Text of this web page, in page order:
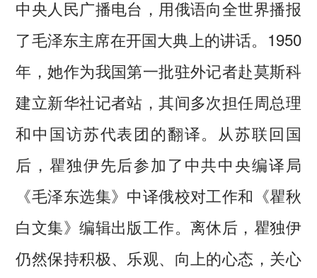
中央人民广播电台，用俄语向全世界播报
了毛泽东主席在开国大典上的讲话。1950
年，她作为我国第一批驻外记者赴莫斯科
建立新华社记者站，其间多次担任周总理
和中国访苏代表团的翻译。从苏联回国
后，瞿独伊先后参加了中共中央编译局
《毛泽东选集》中译俄校对工作和《瞿秋
白文集》编辑出版工作。离休后，瞿独伊
仍然保持积极、乐观、向上的心态，关心